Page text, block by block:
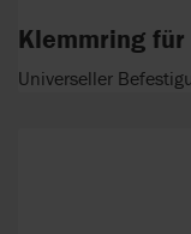
Klemmring
Universeller